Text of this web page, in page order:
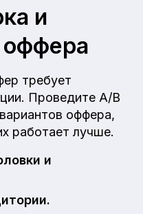
и
оффера
требует
Проведите A/B
оффера,
работает лучше.
и